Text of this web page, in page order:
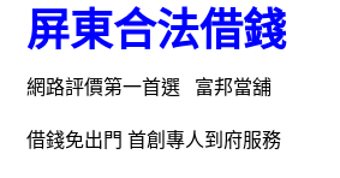
屏東合法借錢
網路評價第一首選 富邦當舖
借錢免出門 首創專人到府服務